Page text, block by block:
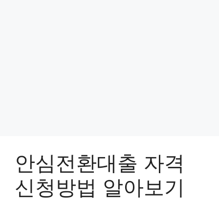
안심전환대출 자격
신청방법 알아보기